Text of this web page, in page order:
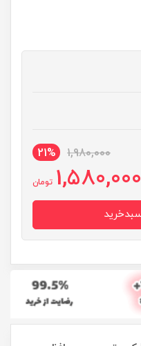
1,980,000
21%
1,580,000 تومان